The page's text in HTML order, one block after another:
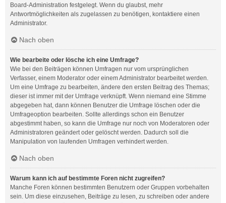
Board-Administration festgelegt. Wenn du glaubst, mehr
Antwortmöglichkeiten als zugelassen zu benötigen, kontaktiere einen
Administrator.
Nach oben
Wie bearbeite oder lösche ich eine Umfrage?
Wie bei den Beiträgen können Umfragen nur vom ursprünglichen
Verfasser, einem Moderator oder einem Administrator bearbeitet werden.
Um eine Umfrage zu bearbeiten, ändere den ersten Beitrag des Themas;
dieser ist immer mit der Umfrage verknüpft. Wenn niemand eine Stimme
abgegeben hat, dann können Benutzer die Umfrage löschen oder die
Umfrageoption bearbeiten. Sollte allerdings schon ein Benutzer
abgestimmt haben, so kann die Umfrage nur noch von Moderatoren oder
Administratoren geändert oder gelöscht werden. Dadurch soll die
Manipulation von laufenden Umfragen verhindert werden.
Nach oben
Warum kann ich auf bestimmte Foren nicht zugreifen?
Manche Foren können bestimmten Benutzern oder Gruppen vorbehalten
sein. Um diese einzusehen, Beiträge zu lesen, zu schreiben oder andere